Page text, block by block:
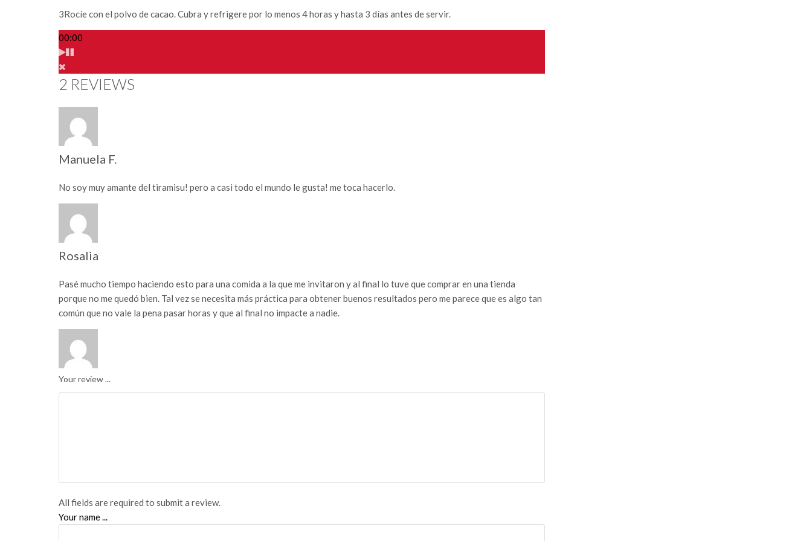
3Rocíe con el polvo de cacao. Cubra y refrigere por lo menos 4 horas y hasta 3 días antes de servir.
00:00
2 REVIEWS
Manuela F.
No soy muy amante del tiramisu! pero a casi todo el mundo le gusta! me toca hacerlo.
Rosalia
Pasé mucho tiempo haciendo esto para una comida a la que me invitaron y al final lo tuve que comprar en una tienda
porque no me quedó bien. Tal vez se necesita más práctica para obtener buenos resultados pero me parece que es algo tan
común que no vale la pena pasar horas y que al final no impacte a nadie.
Your review ...
All fields are required to submit a review.
Your name ...